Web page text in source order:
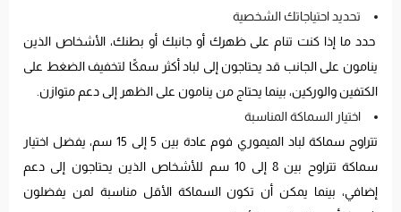
تحديد احتياجاتك الشخصية
حدد ما إذا كنت تنام على ظهرك أو جانبك أو بطنك، الأشخاص الذين
ينامون على الجانب قد يحتاجون إلى لباد أكثر سمكًا لتخفيف الضغط على
الكتفين والوركين، بينما يحتاج من ينامون على الظهر إلى دعم متوازن.
اختيار السماكة المناسبة
تتراوح سماكة لباد الميموري فوم عادة بين 5 إلى 15 سم، يفضل اختيار
سماكة تتراوح بين 8 إلى 10 سم للأشخاص الذين يحتاجون إلى دعم
إضافي، بينما يمكن أن تكون السماكة الأقل مناسبة لمن يفضلون